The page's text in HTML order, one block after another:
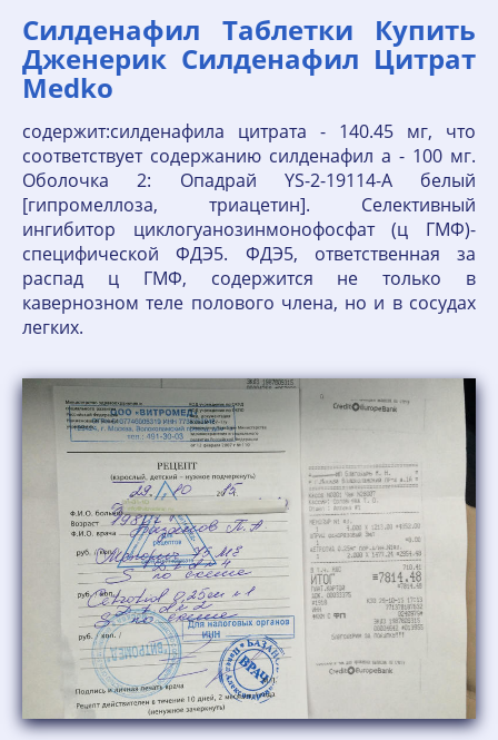
Силденафил Таблетки Купить
Дженерик Силденафил Цитрат
Medko
содержит:силденафила цитрата - 140.45 мг, что
соответствует содержанию силденафил а - 100 мг.
Оболочка 2: Опадрай YS-2-19114-A белый
[гипромеллоза, триацетин]. Селективный
ингибитор циклогуанозинмонофосфат (ц ГМФ)-
специфической ФДЭ5. ФДЭ5, ответственная за
распад ц ГМФ, содержится не только в
кавернозном теле полового члена, но и в сосудах
легких.